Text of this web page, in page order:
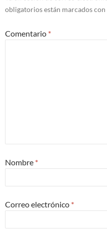
obligatorios están marcados con
Comentario *
Nombre *
Correo electrónico *